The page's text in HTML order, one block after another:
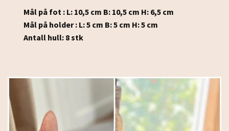
Mål på fot : L: 10,5 cm B: 10,5 cm H: 6,5 cm
Mål på holder : L: 5 cm B: 5 cm H: 5 cm
Antall hull: 8 stk